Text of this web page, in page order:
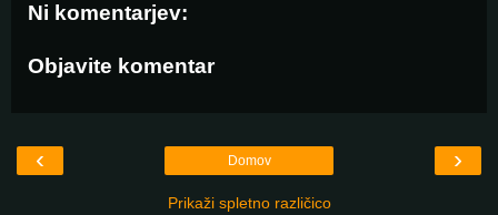
Ni komentarjev:
Objavite komentar
‹ ›
Domov
Prikaži spletno različico